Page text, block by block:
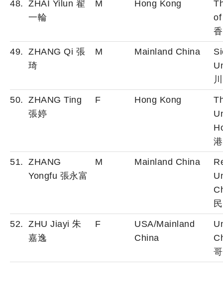
48. ZHAI Yilun 翟
一輪
M Hong Kong
49. ZHANG Qi 張
琦
M Mainland China
50. ZHANG Ting
張婷
F Hong Kong
51. ZHANG
Yongfu 張永富
M Mainland China
52. ZHU Jiayi 朱
嘉逸
F
USA/Mainland
China